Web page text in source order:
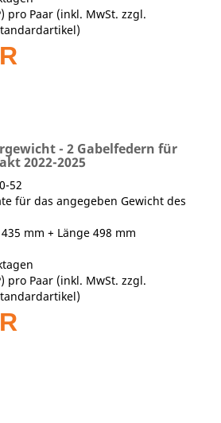
) pro Paar (inkl. MwSt. zzgl.
)
- 2 Gabelfedern für
2022-2025
52
für das angegeben Gewicht des
mm + Länge 498 mm
) pro Paar (inkl. MwSt. zzgl.
)